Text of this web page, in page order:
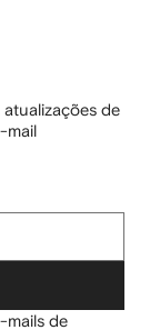
de
mail
mails de